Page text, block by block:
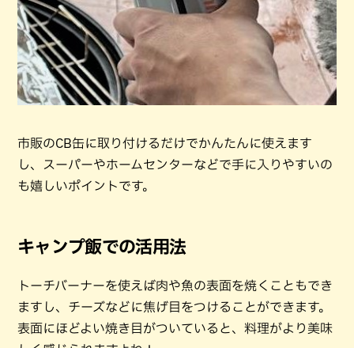
市販のCB缶に取り付けるだけでかんたんに使えます
し、スーパーやホームセンターなどで手に入りやすいの
も嬉しいポイントです。
キャンプ飯での活用法
トーチバーナーを使えば肉や魚の表面を焼くこともでき
ますし、チーズなどに焦げ目をつけることができます。
表面にほどよい焼き目がついていると、料理がより美味